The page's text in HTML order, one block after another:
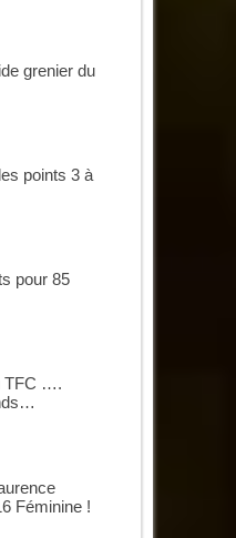
grenier du
points 3 à
pour 85
TFC ….
Féminine !